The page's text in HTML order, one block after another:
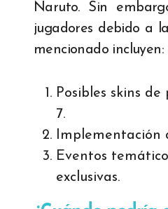
Naruto. Sin
jugadores debido a
mencionado incluyen:
Posibles skins
7.
Implementación
Eventos
exclusivas.